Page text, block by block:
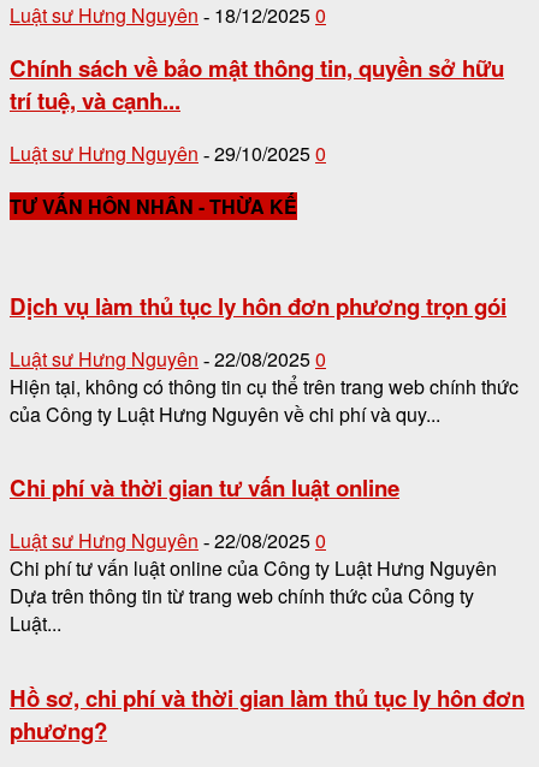
Luật sư Hưng Nguyên - 18/12/20250
Chính sách về bảo mật thông tin, quyền sở hữu
trí tuệ, và cạnh...
Luật sư Hưng Nguyên - 29/10/20250
TƯ VẤN HÔN NHÂN - THỪA KẾ
Dịch vụ làm thủ tục ly hôn đơn phương trọn gói
Luật sư Hưng Nguyên - 22/08/20250
Hiện tại, không có thông tin cụ thể trên trang web chính thức
của Công ty Luật Hưng Nguyên về chi phí và quy...
Chi phí và thời gian tư vấn luật online
Luật sư Hưng Nguyên - 22/08/20250
Chi phí tư vấn luật online của Công ty Luật Hưng Nguyên
Dựa trên thông tin từ trang web chính thức của Công ty
Luật...
Hồ sơ, chi phí và thời gian làm thủ tục ly hôn đơn
phương?